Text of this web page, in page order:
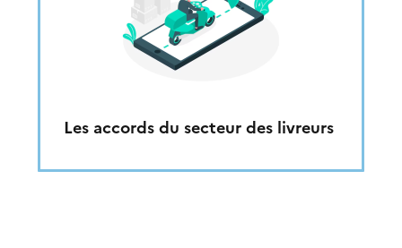
Les accords du secteur des livreurs